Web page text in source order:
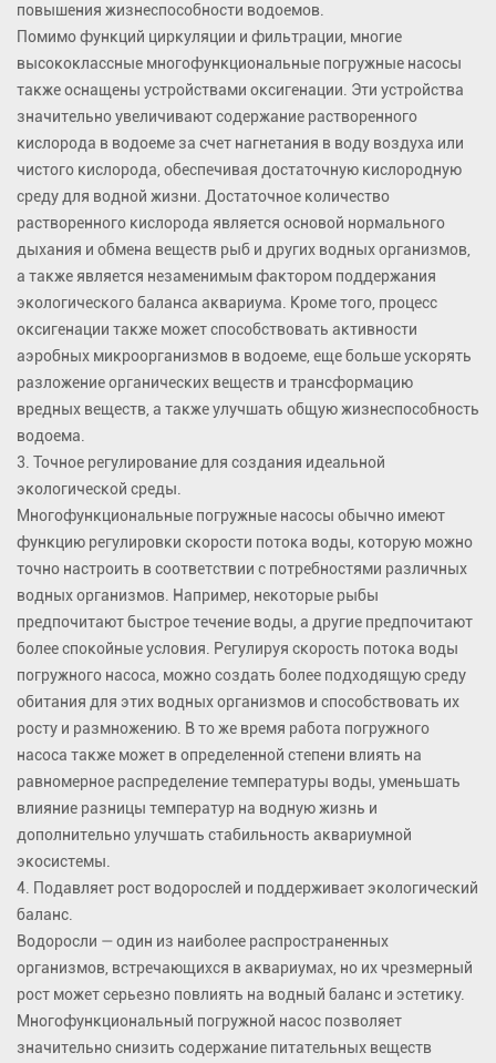
повышения жизнеспособности водоемов.
Помимо функций циркуляции и фильтрации, многие
высококлассные многофункциональные погружные насосы
также оснащены устройствами оксигенации. Эти устройства
значительно увеличивают содержание растворенного
кислорода в водоеме за счет нагнетания в воду воздуха или
чистого кислорода, обеспечивая достаточную кислородную
среду для водной жизни. Достаточное количество
растворенного кислорода является основой нормального
дыхания и обмена веществ рыб и других водных организмов,
а также является незаменимым фактором поддержания
экологического баланса аквариума. Кроме того, процесс
оксигенации также может способствовать активности
аэробных микроорганизмов в водоеме, еще больше ускорять
разложение органических веществ и трансформацию
вредных веществ, а также улучшать общую жизнеспособность
водоема.
3. Точное регулирование для создания идеальной
экологической среды.
Многофункциональные погружные насосы обычно имеют
функцию регулировки скорости потока воды, которую можно
точно настроить в соответствии с потребностями различных
водных организмов. Например, некоторые рыбы
предпочитают быстрое течение воды, а другие предпочитают
более спокойные условия. Регулируя скорость потока воды
погружного насоса, можно создать более подходящую среду
обитания для этих водных организмов и способствовать их
росту и размножению. В то же время работа погружного
насоса также может в определенной степени влиять на
равномерное распределение температуры воды, уменьшать
влияние разницы температур на водную жизнь и
дополнительно улучшать стабильность аквариумной
экосистемы.
4. Подавляет рост водорослей и поддерживает экологический
баланс.
Водоросли — один из наиболее распространенных
организмов, встречающихся в аквариумах, но их чрезмерный
рост может серьезно повлиять на водный баланс и эстетику.
Многофункциональный погружной насос позволяет
значительно снизить содержание питательных веществ